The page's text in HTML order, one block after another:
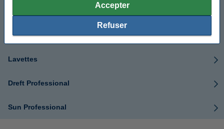
Accepter
Refuser
Torchons
Lavettes
Dreft Professional
Sun Professional